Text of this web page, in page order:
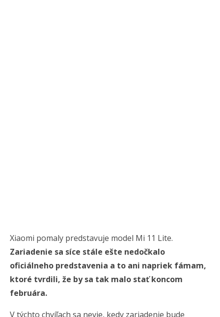
Xiaomi pomaly predstavuje model Mi 11 Lite.
Zariadenie sa síce stále ešte nedočkalo
oficiálneho predstavenia a to ani napriek fámam,
ktoré tvrdili, že by sa tak malo stať koncom
februára.
V týchto chvíľach sa nevie, kedy zariadenie bude